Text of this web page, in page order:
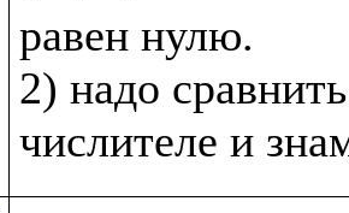
равен нулю.
2) надо